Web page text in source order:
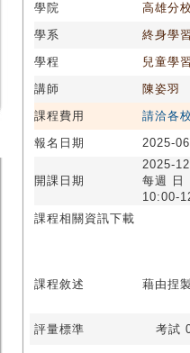
學院
高雄分
學系
終身學
學程
兒童學
講師
陳姿羽
課程費用
請洽各
報名日期
2025-
開課日期
2025-
每週 日
10:00-
課程相關資訊下載
課程敘述 藉由捏
評量標準 考試